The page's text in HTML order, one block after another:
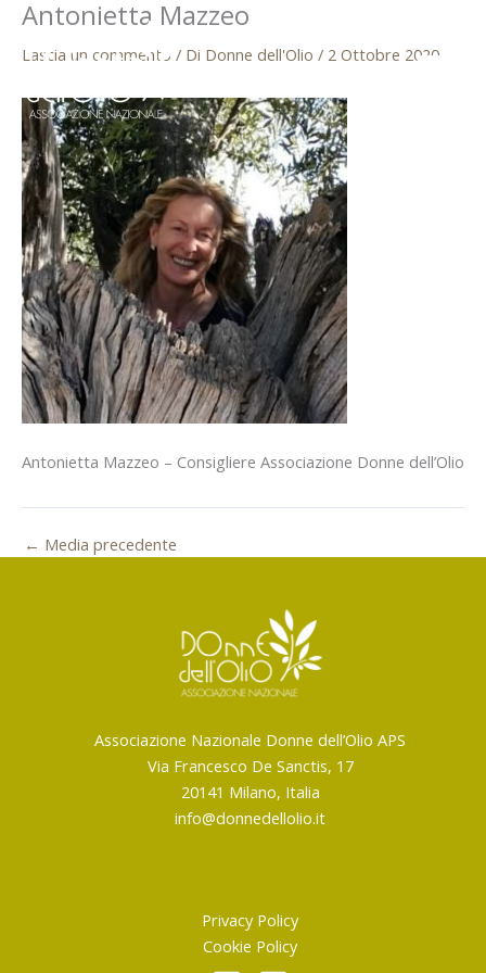
contenuto
Antonietta Mazzeo
Lascia un commento / Di Donne dell'Olio / 2 Ottobre 2020
Antonietta Mazzeo – Consigliere Associazione Donne dell’Olio
← Media precedente
Associazione Nazionale Donne dell’Olio APS
Via Francesco De Sanctis, 17
20141 Milano, Italia
info@donnedellolio.it
Privacy Policy
Cookie Policy